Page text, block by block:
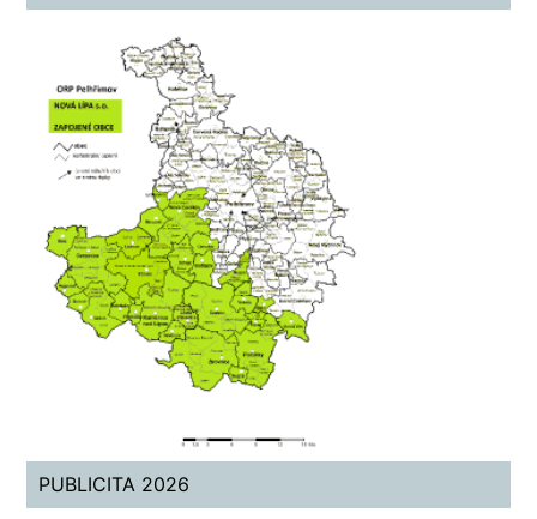
PUBLICITA 2026